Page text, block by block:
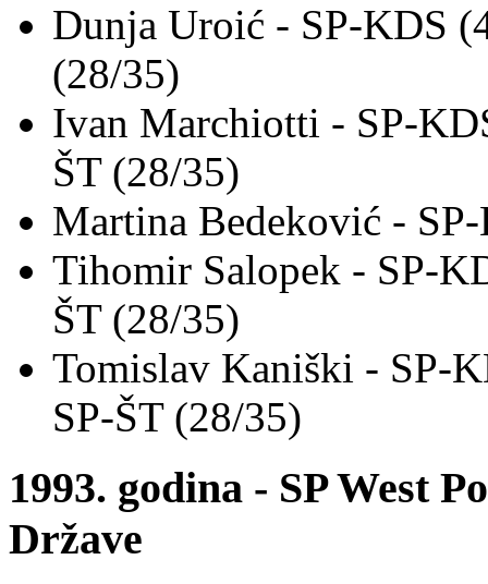
Dunja Uroić - SP-KDS
(28/35)
Ivan Marchiotti - SP-
ŠT (28/35)
Martina Bedeković -
Tihomir Salopek - SP-
ŠT (28/35)
Tomislav Kaniški - SP-
SP-ŠT (28/35)
1993. godina - SP West
Države